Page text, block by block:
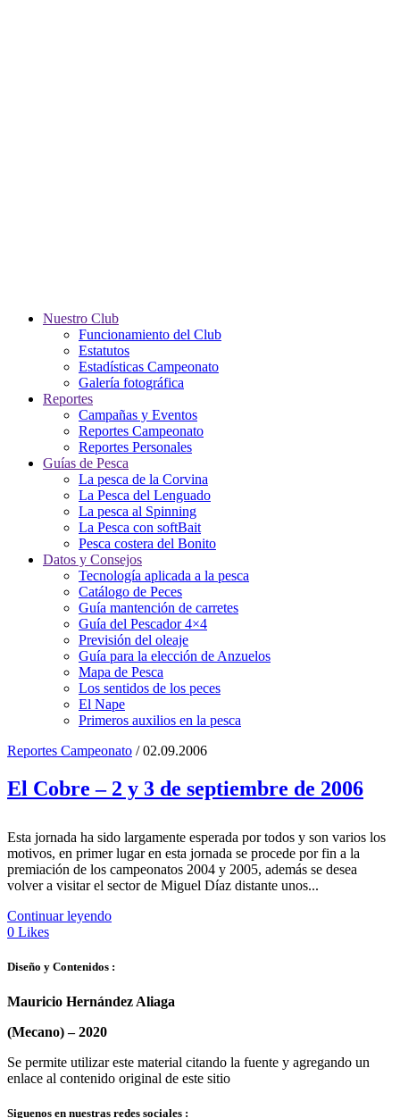
Nuestro Club
Funcionamiento del Club
Estatutos
Estadísticas Campeonato
Galería fotográfica
Reportes
Campañas y Eventos
Reportes Campeonato
Reportes Personales
Guías de Pesca
La pesca de la Corvina
La Pesca del Lenguado
La pesca al Spinning
La Pesca con softBait
Pesca costera del Bonito
Datos y Consejos
Tecnología aplicada a la pesca
Catálogo de Peces
Guía mantención de carretes
Guía del Pescador 4×4
Previsión del oleaje
Guía para la elección de Anzuelos
Mapa de Pesca
Los sentidos de los peces
El Nape
Primeros auxilios en la pesca
Reportes Campeonato / 02.09.2006
El Cobre – 2 y 3 de septiembre de 2006
Esta jornada ha sido largamente esperada por todos y son varios los
motivos, en primer lugar en esta jornada se procede por fin a la
premiación de los campeonatos 2004 y 2005, además se desea
volver a visitar el sector de Miguel Díaz distante unos...
Continuar leyendo
0 Likes
Diseño y Contenidos :
Mauricio Hernández Aliaga
(Mecano) –2020
Se permite utilizar este material citando la fuente y agregando un
enlace al contenido original de este sitio
Siguenos en nuestras redes sociales :